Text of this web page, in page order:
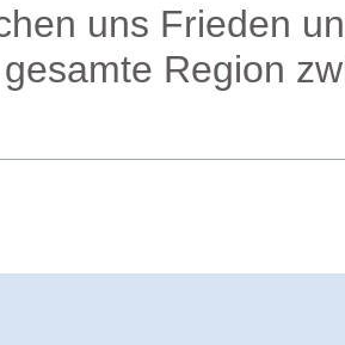
uns Frieden
Region